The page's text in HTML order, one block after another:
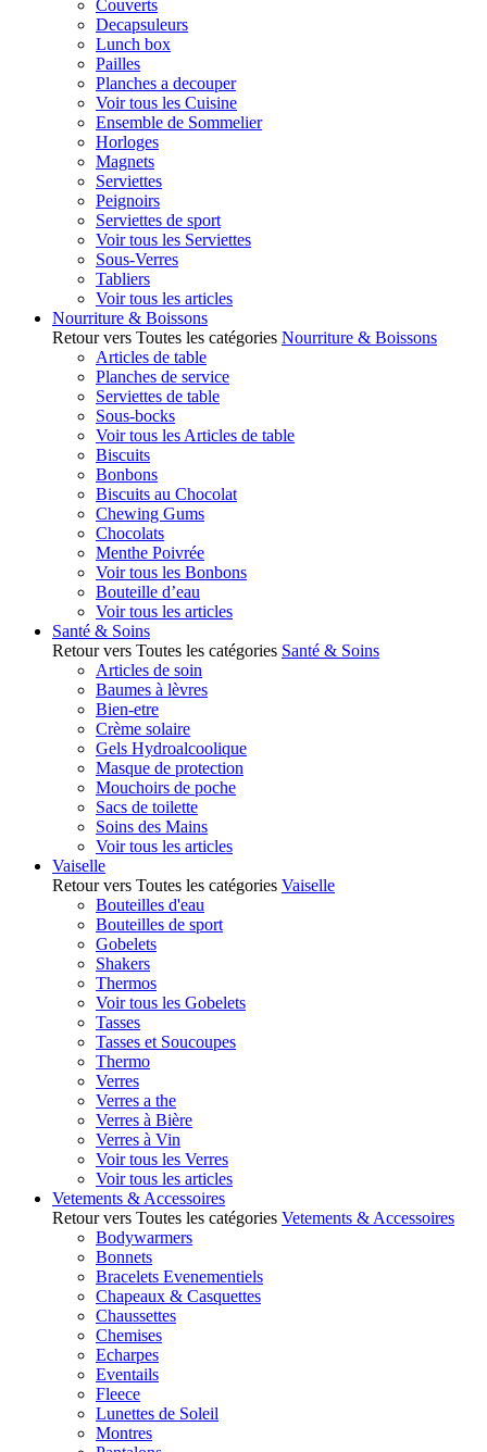
Couverts
Decapsuleurs
Lunch box
Pailles
Planches a decouper
Voir tous les Cuisine
Ensemble de Sommelier
Horloges
Magnets
Serviettes
Peignoirs
Serviettes de sport
Voir tous les Serviettes
Sous-Verres
Tabliers
Voir tous les articles
Nourriture & Boissons
Retour vers Toutes les catégories Nourriture & Boissons
Articles de table
Planches de service
Serviettes de table
Sous-bocks
Voir tous les Articles de table
Biscuits
Bonbons
Biscuits au Chocolat
Chewing Gums
Chocolats
Menthe Poivrée
Voir tous les Bonbons
Bouteille d’eau
Voir tous les articles
Santé & Soins
Retour vers Toutes les catégories Santé & Soins
Articles de soin
Baumes à lèvres
Bien-etre
Crème solaire
Gels Hydroalcoolique
Masque de protection
Mouchoirs de poche
Sacs de toilette
Soins des Mains
Voir tous les articles
Vaiselle
Retour vers Toutes les catégories Vaiselle
Bouteilles d'eau
Bouteilles de sport
Gobelets
Shakers
Thermos
Voir tous les Gobelets
Tasses
Tasses et Soucoupes
Thermo
Verres
Verres a the
Verres à Bière
Verres à Vin
Voir tous les Verres
Voir tous les articles
Vetements & Accessoires
Retour vers Toutes les catégories Vetements & Accessoires
Bodywarmers
Bonnets
Bracelets Evenementiels
Chapeaux & Casquettes
Chaussettes
Chemises
Echarpes
Eventails
Fleece
Lunettes de Soleil
Montres